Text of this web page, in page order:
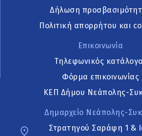
Δήλωση
Πολιτική απορρήτου και
Επικοινωνία
Τηλεφωνικός
Φόρμα επικοινωνίας
ΚΕΠ Δήμου Νεάπολης-
Δημαρχείο Νεάπολης-
Στρατηγού Σαράφη 1 &